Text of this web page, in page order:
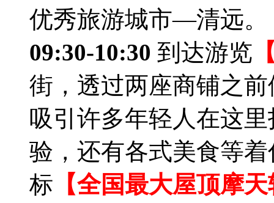
优秀旅游城市—清远。
09:30-10:30 到达游览
街，透过两座商铺之
吸引许多年轻人在这
验，还有各式美食等
标 【全国最大屋顶摩